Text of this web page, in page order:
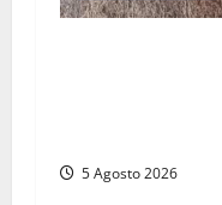
5 Agosto 2026